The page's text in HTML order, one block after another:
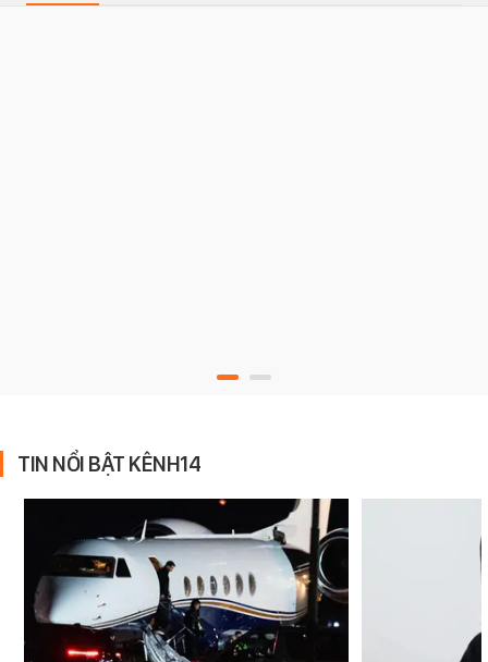
TIN NỔI BẬT KÊNH14